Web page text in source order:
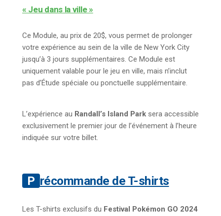
« Jeu dans la ville »
Ce Module, au prix de 20$, vous permet de prolonger
votre expérience au sein de la ville de New York City
jusqu’à 3 jours supplémentaires. Ce Module est
uniquement valable pour le jeu en ville, mais n’inclut
pas d’Étude spéciale ou ponctuelle supplémentaire.
L’expérience au Randall’s Island Park sera accessible
exclusivement le premier jour de l’événement à l’heure
indiquée sur votre billet.
Précommande de T-shirts
Les T-shirts exclusifs du Festival Pokémon GO 2024